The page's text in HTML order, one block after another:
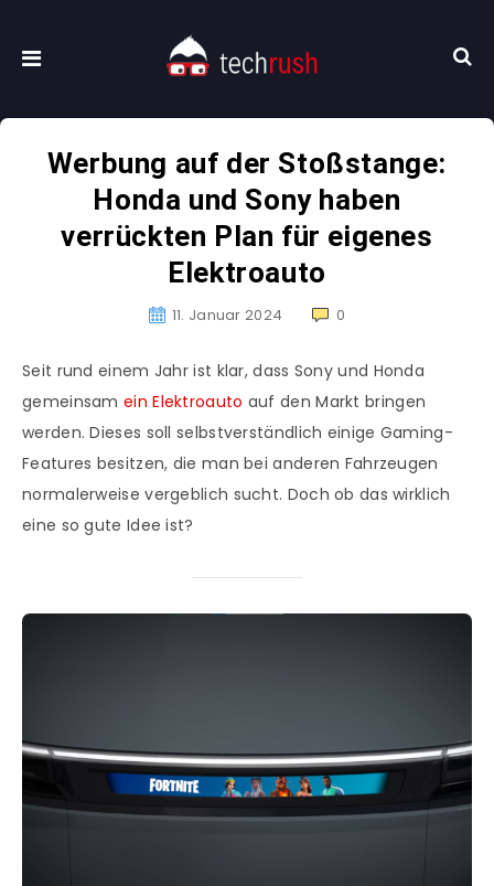
Werbung auf der Stoßstange:
Honda und Sony haben
verrückten Plan für eigenes
Elektroauto
11. Januar 2024 0
Seit rund einem Jahr ist klar, dass Sony und Honda
gemeinsamein Elektroauto auf den Markt bringen
werden. Dieses soll selbstverständlich einige Gaming-
Features besitzen, die man bei anderen Fahrzeugen
normalerweise vergeblich sucht. Doch ob das wirklich
eine so gute Idee ist?